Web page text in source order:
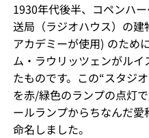
1930年代後半、コペンハ
送局（ラジオハウス）の
アカデミーが使用) のため
ム・ラウリッツェンがル
たものです。この“スタジ
を赤/緑色のランプの点灯
ールランプからちなんだ愛
命名しました。